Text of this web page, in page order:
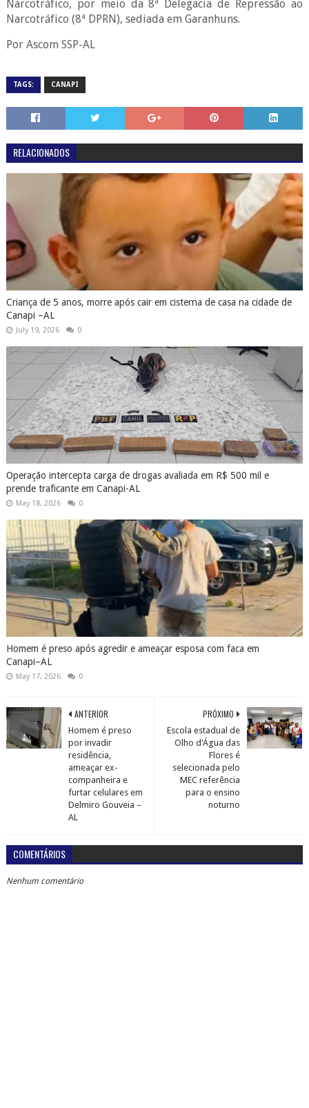
Narcotráfico, por meio da 8ª Delegacia de Repressão ao
Narcotráfico (8ª DPRN), sediada em Garanhuns.
Por Ascom SSP-AL
TAGS: CANAPI
RELACIONADOS
Criança de 5 anos, morre após cair em cisterna de casa na cidade de
Canapi –AL
July 19, 2026 0
Operação intercepta carga de drogas avaliada em R$ 500 mil e
prende traficante em Canapi-AL
May 18, 2026 0
Homem é preso após agredir e ameaçar esposa com faca em
Canapi–AL
May 17, 2026 0
PRÓXIMO
Escola estadual de
Olho d'Água das
Flores é
selecionada pelo
MEC referência
para o ensino
noturno
ANTERIOR
Homem é preso
por invadir
residência,
ameaçar ex-
companheira e
furtar celulares em
Delmiro Gouveia –
AL
COMENTÁRIOS
Nenhum comentário